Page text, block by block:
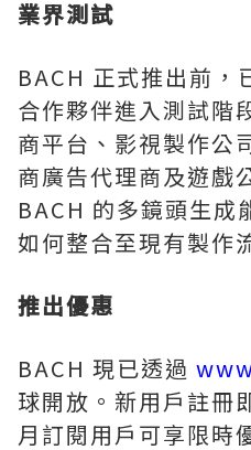
業界測試
BACH 正式推出前，
合作夥伴進入測試
商平台、影視製作公
商廣告代理商及遊戲
BACH 的多鏡頭生成
如何整合至現有製作
推出優惠
BACH 現已透過
球開放。新用戶註冊
月訂閱用戶可享限時